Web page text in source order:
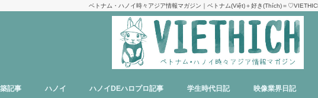
ベトナム・ハノイ時々アジア情報マガジン｜ベトナム(Việt)＋好き(Thích)＝
記事 ハノイ ハノイDEハロプロ記事 学生時代日記 映像業界日記